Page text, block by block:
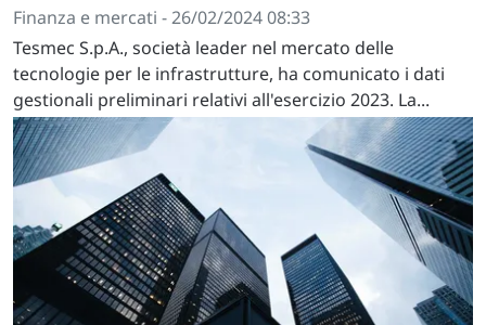
Finanza e mercati - 26/02/2024 08:33
Tesmec S.p.A., società leader nel mercato delle
tecnologie per le infrastrutture, ha comunicato i dati
gestionali preliminari relativi all'esercizio 2023. La...